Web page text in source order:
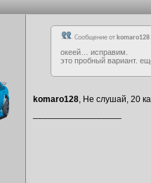
Сообщение от komaro128
океей… исправим.
это пробный вариант.
komaro128, Не слушай, 20